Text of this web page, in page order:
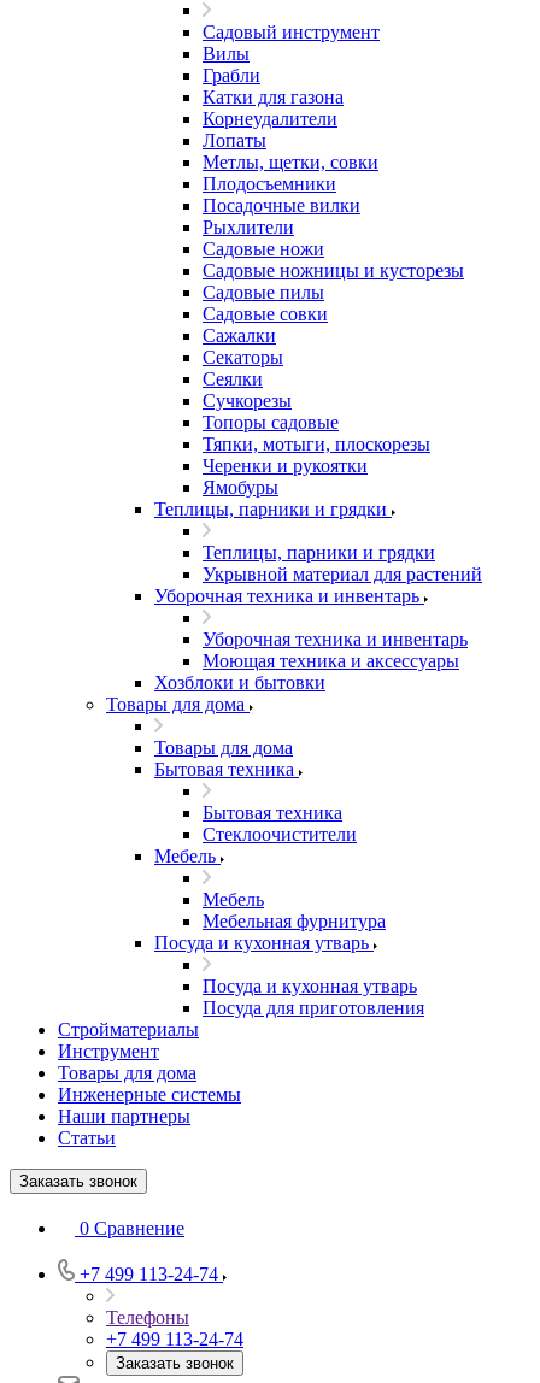
Садовый инструмент
Вилы
Грабли
Катки для газона
Корнеудалители
Лопаты
Метлы, щетки, совки
Плодосъемники
Посадочные вилки
Рыхлители
Садовые ножи
Садовые ножницы и кусторезы
Садовые пилы
Садовые совки
Сажалки
Секаторы
Сеялки
Сучкорезы
Топоры садовые
Тяпки, мотыги, плоскорезы
Черенки и рукоятки
Ямобуры
Теплицы, парники и грядки
Теплицы, парники и грядки
Укрывной материал для растений
Уборочная техника и инвентарь
Уборочная техника и инвентарь
Моющая техника и аксессуары
Хозблоки и бытовки
Товары для дома
Товары для дома
Бытовая техника
Бытовая техника
Стеклоочистители
Мебель
Мебель
Мебельная фурнитура
Посуда и кухонная утварь
Посуда и кухонная утварь
Посуда для приготовления
Стройматериалы
Инструмент
Товары для дома
Инженерные системы
Наши партнеры
Статьи
Заказать звонок
0 Сравнение
+7 499 113-24-74
Телефоны
+7 499 113-24-74
Заказать звонок